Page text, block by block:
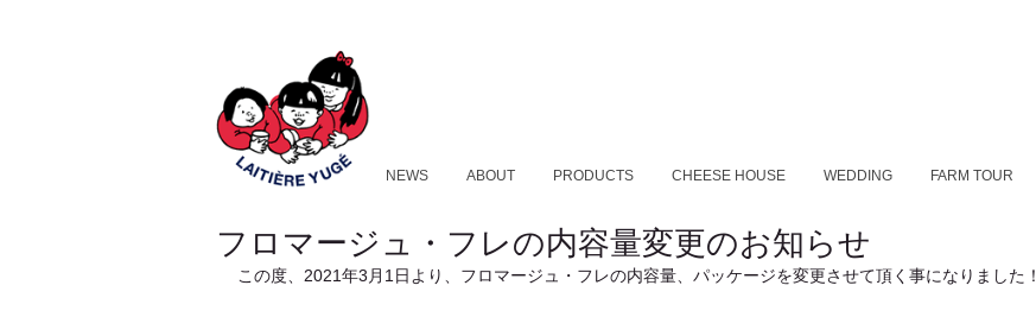
NEWS ABOUT PRODUCTS CHEESE HOUSE WEDDING FARM TOUR
フロマージュ・フレの内容量変更のお知らせ
この度、2021年3月1日より、フロマージュ・フレの内容量、パッケージを変更させて頂く事になりました！